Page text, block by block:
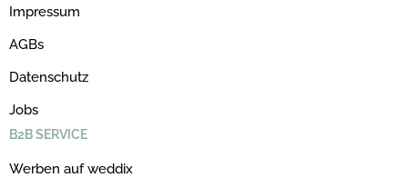
Impressum
AGBs
Datenschutz
Jobs
B2B SERVICE
Werben auf weddix